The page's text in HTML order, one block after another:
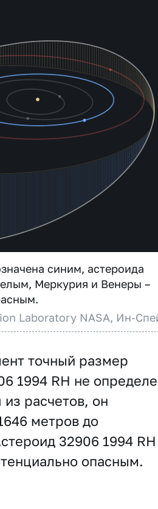
синим, астероида
Меркурия и Венеры –
Laboratory NASA, Ин-
точный размер
1994 RH не
расчетов, он
метров до
32906 1994 RH
опасным.